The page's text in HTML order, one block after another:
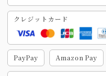
クレジットカード
PayPay Amazon Pay